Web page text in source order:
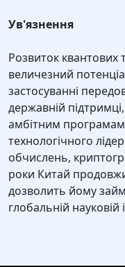
Ув'язнення
Розвиток квантових
величезний
застосуванні
державній
амбітним програмам
технологічного
обчислень,
роки Китай
дозволить йому
глобальній науковій